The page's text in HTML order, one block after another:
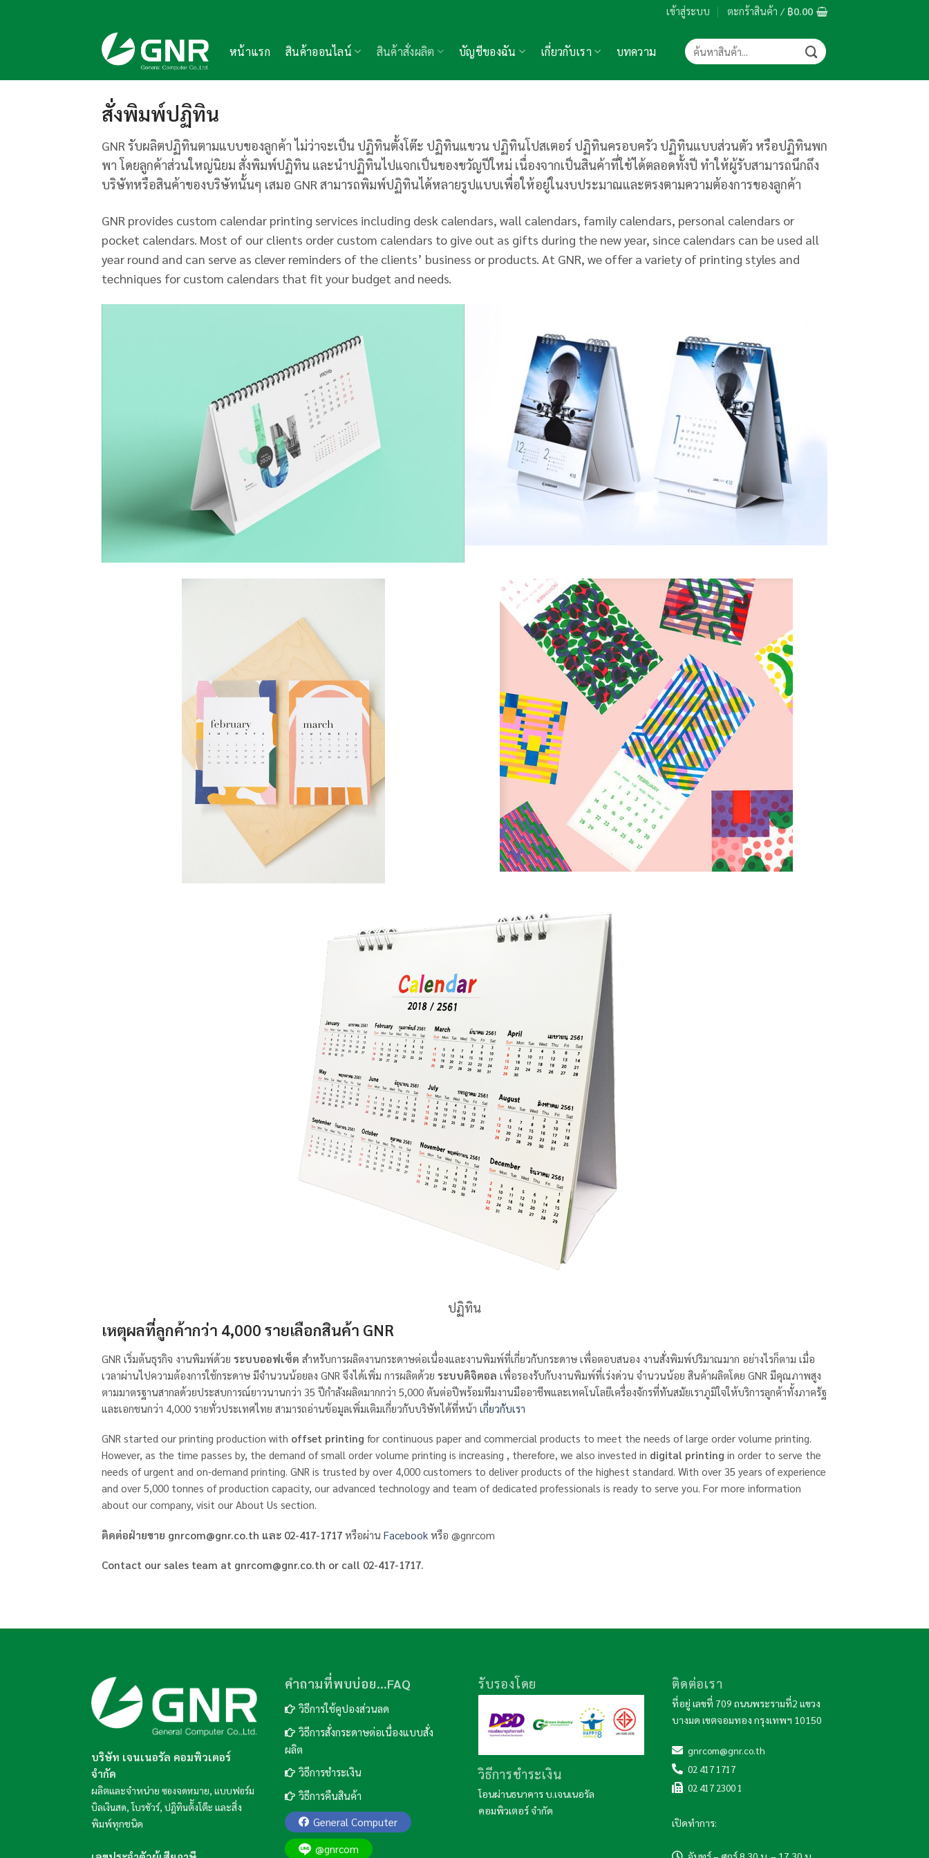
เข้าสู่ระบบ ตะกร้าสินค้า / ฿0.00
หน้าแรก สินค้าออนไลน์ สินค้าสั่งผลิต บัญชีของฉัน เกี่ยวกับเรา บทความ ค้นหา:
สั่งพิมพ์ปฏิทิน
GNR รับผลิตปฏิทินตามแบบของลูกค้า ไม่ว่าจะเป็น ปฏิทินตั้งโต๊ะ ปฏิทินแขวน ปฏิทินโปสเตอร์ ปฏิทินครอบครัว ปฏิทินแบบส่วนตัว หรือปฏิทินพก
พา โดยลูกค้าส่วนใหญ่นิยม สั่งพิมพ์ปฏิทิน และนำปฏิทินไปแจกเป็นของขวัญปีใหม่ เนื่องจากเป็นสินค้าที่ใช้ได้ตลอดทั้งปี ทำให้ผู้รับสามารถนึกถึง
บริษัทหรือสินค้าของบริษัทนั้นๆ เสมอ GNR สามารถพิมพ์ปฏิทินได้หลายรูปแบบเพื่อให้อยู่ในงบประมาณและตรงตามความต้องการของลูกค้า
GNR provides custom calendar printing services including desk calendars, wall calendars, family calendars, personal calendars or
pocket calendars. Most of our clients order custom calendars to give out as gifts during the new year, since calendars can be used all
year round and can serve as clever reminders of the clients’ business or products. At GNR, we offer a variety of printing styles and
techniques for custom calendars that fit your budget and needs.
ปฏิทิน
เหตุผลที่ลูกค้ากว่า 4,000 รายเลือกสินค้า GNR
GNR เริ่มต้นธุรกิจ งานพิมพ์ด้วย ระบบออฟเซ็ต สำหรับการผลิตงานกระดาษต่อเนื่องและงานพิมพ์ที่เกี่ยวกับกระดาษ เพื่อตอบสนอง งานสั่งพิมพ์ปริมาณมาก อย่างไรก็ตาม เมื่อ
เวลาผ่านไปความต้องการใช้กระดาษ มีจำนวนน้อยลง GNR จึงได้เพิ่ม การผลิตด้วย ระบบดิจิตอล เพื่อรองรับกับงานพิมพ์ที่เร่งด่วน จำนวนน้อย สินค้าผลิตโดย GNR มีคุณภาพสูง
ตามมาตรฐานสากลด้วยประสบการณ์ยาวนานกว่า 35 ปีกำลังผลิตมากกว่า 5,000 ตันต่อปีพร้อมทีมงานมืออาชีพและเทคโนโลยีเครื่องจักรที่ทันสมัยเราภูมิใจให้บริการลูกค้าทั้งภาครัฐ
และเอกชนกว่า 4,000 รายทั่วประเทศไทย สามารถอ่านข้อมูลเพิ่มเติมเกี่ยวกับบริษัทได้ที่หน้า เกี่ยวกับเรา
GNR started our printing production with offset printing for continuous paper and commercial products to meet the needs of large order volume printing.
However, as the time passes by, the demand of small order volume printing is increasing , therefore, we also invested in digital printing in order to serve the
needs of urgent and on-demand printing. GNR is trusted by over 4,000 customers to deliver products of the highest standard. With over 35 years of experience
and over 5,000 tonnes of production capacity, our advanced technology and team of dedicated professionals is ready to serve you. For more information
about our company, visit our About Us section.
ติดต่อฝ่ายขาย gnrcom@gnr.co.th และ 02-417-1717 หรือผ่าน Facebook หรือ @gnrcom
Contact our sales team at gnrcom@gnr.co.th or call 02-417-1717.
บริษัท เจนเนอรัล คอมพิวเตอร์
จำกัด
ผลิตและจำหน่าย ซองจดหมาย แบบฟอร์ม
บิลเงินสด ,โบรชัวร์, ปฎิทินต้ังโต๊ะ และสิ่ง
พิมพ์ทุกชนิด
คำถามที่พบบ่อย…FAQ
วิธีการใช้คูปองส่วนลด
วิธีการสั่งกระดาษต่อเนื่องแบบสั่ง
ผลิต
วิธีการชำระเงิน
วิธีการคืนสินค้า
General Computer
@gnrcom
รับรองโดย
วิธีการชำระเงิน
โอนผ่านธนาคาร บ.เจนเนอรัล
คอมพิวเตอร์ จำกัด
ติดต่อเรา
ที่อยู่ เลขที่ 709 ถนนพระรามที่2 แขวง
บางมด เขตจอมทอง กรุงเทพฯ 10150
gnrcom@gnr.co.th
02 417 1717
02 417 2300 1
เปิดทำการ: